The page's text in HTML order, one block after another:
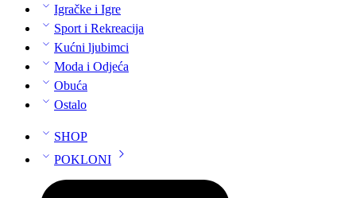
Igračke i Igre
Sport i Rekreacija
Kućni ljubimci
Moda i Odjeća
Obuća
Ostalo
SHOP
POKLONI